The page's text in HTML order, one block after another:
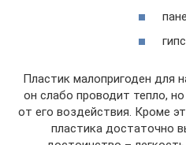
Пластик малопригоден для
он слабо проводит тепло,
от его воздействия. Кроме
пластика достаточно